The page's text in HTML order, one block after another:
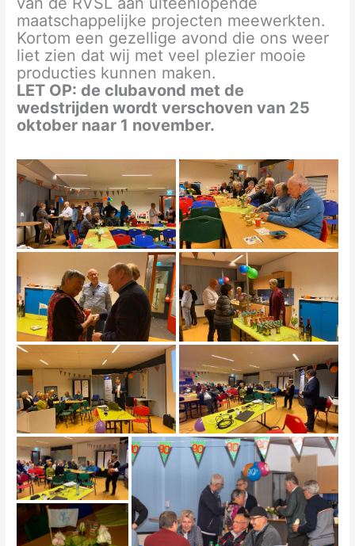
maatschappelijke projecten meewerkten.
Kortom een gezellige avond die ons weer
liet zien dat wij met veel plezier mooie
producties kunnen maken.
LET OP: de clubavond met de
wedstrijden wordt verschoven van 25
oktober naar 1 november.